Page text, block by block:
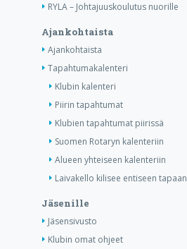
RYLA – Johtajuuskoulutus nuorille
Ajankohtaista
Ajankohtaista
Tapahtumakalenteri
Klubin kalenteri
Piirin tapahtumat
Klubien tapahtumat piirissä
Suomen Rotaryn kalenteriin
Alueen yhteiseen kalenteriin
Laivakello kilisee entiseen tapaan
Jäsenille
Jäsensivusto
Klubin omat ohjeet